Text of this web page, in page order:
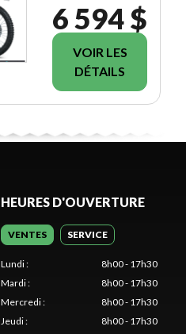
6 594 $
VOIR LES
DÉTAILS
HEURES D'OUVERTURE
VENTES SERVICE
Lundi:
8h00 - 17h30
Mardi:
8h00 - 17h30
Mercredi:
8h00 - 17h30
Jeudi: 8h00 - 17h30